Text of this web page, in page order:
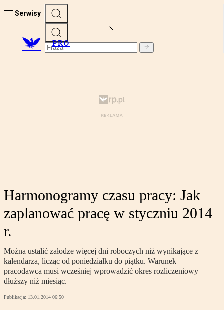
Serwisy
PRO
Harmonogramy czasu pracy: Jak
zaplanować pracę w styczniu 2014
r.
Można ustalić załodze więcej dni roboczych niż wynikające z
kalendarza, licząc od poniedziałku do piątku. Warunek –
pracodawca musi wcześniej wprowadzić okres rozliczeniowy
dłuższy niż miesiąc.
Publikacja: 13.01.2014 06:50